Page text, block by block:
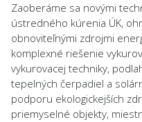
Zaoberáme sa novými
ústredného kúrenia ÚK,
obnoviteľnými zdrojmi
komplexné riešenie
vykurovacej techniky,
tepelných čerpadiel a
podporu ekologickejších
priemyselné objekty,